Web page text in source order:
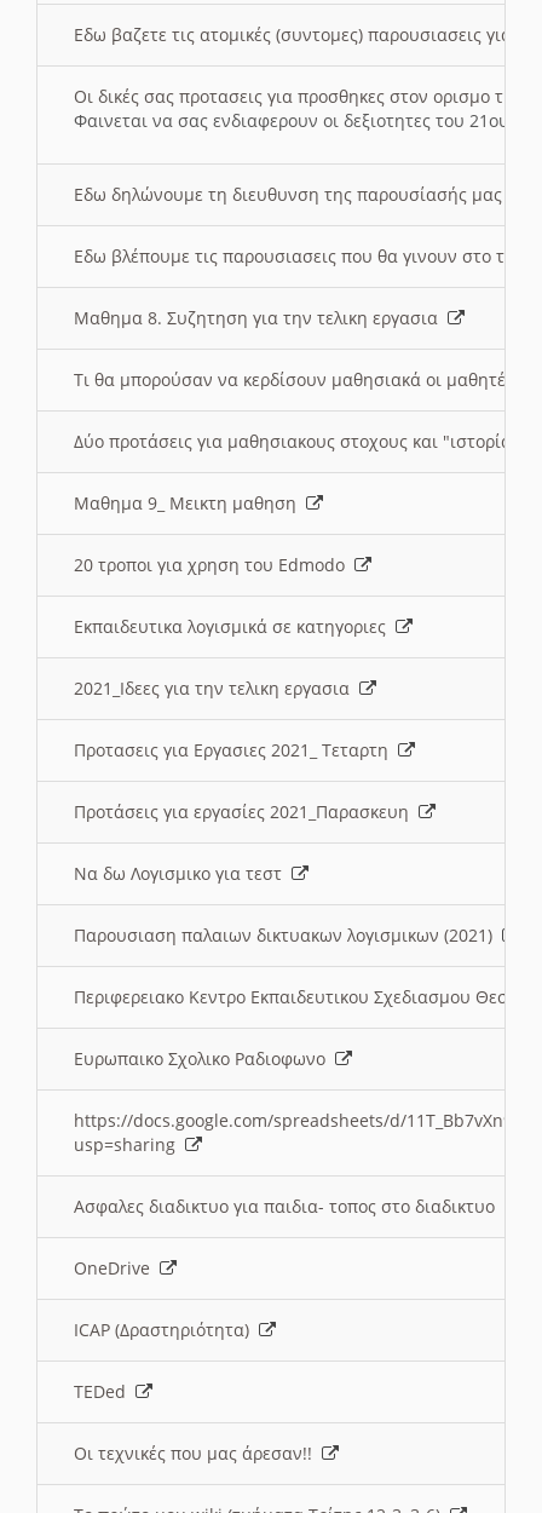
Εδω βαζετε τις ατομικές (συντομες) παρουσιασεις για
Οι δικές σας προτασεις για προσθηκες στον ορισμο
Φαινεται να σας ενδιαφερουν οι δεξιοτητες του 21ου
Εδω δηλώνουμε τη διευθυνση της παρουσίασής μας
Εδω βλέπουμε τις παρουσιασεις που θα γινουν στο
Μαθημα 8. Συζητηση για την τελικη εργασια
Τι θα μπορούσαν να κερδίσουν μαθησιακά οι μαθητές/
Δύο προτάσεις για μαθησιακους στοχους και "ιστορία"
Μαθημα 9_ Μεικτη μαθηση
20 τροποι για χρηση του Edmodo
Εκπαιδευτικα λογισμικά σε κατηγοριες
2021_Ιδεες για την τελικη εργασια
Προτασεις για Εργασιες 2021_ Τεταρτη
Προτάσεις για εργασίες 2021_Παρασκευη
Να δω Λογισμικο για τεστ
Παρουσιαση παλαιων δικτυακων λογισμικων (2021)
Περιφερειακο Κεντρο Εκπαιδευτικου Σχεδιασμου
Ευρωπαικο Σχολικο Ραδιοφωνο
https://docs.google.com/spreadsheets/d/
usp=sharing
Ασφαλες διαδικτυο για παιδια- τοπος στο διαδικτυο
OneDrive
ICAP (Δραστηριότητα)
TEDed
Οι τεχνικές που μας άρεσαν!!